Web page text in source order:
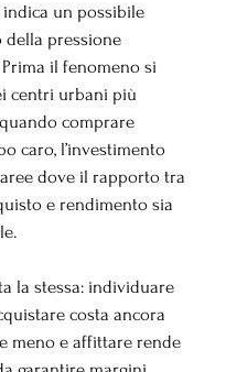
un possibile
della pressione
il fenomeno si
centri urbani più
comprare
caro, l’investimento
dove il rapporto tra
e rendimento sia
la stessa: individuare
costa ancora
meno e affittare rende